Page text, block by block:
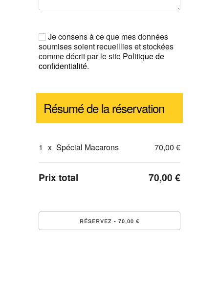
Je consens à ce que mes données
soumises soient recueillies et stockées
comme décrit par le site Politique de
confidentialité.
Résumé de la réservation
1 x Spécial Macarons 70,00 €
Prix total 70,00 €